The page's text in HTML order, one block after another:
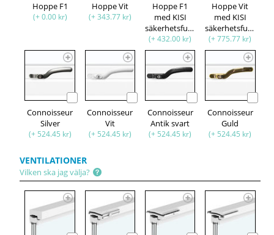
Hoppe F1
(+ 0.00 kr)
Hoppe Vit
(+ 343.77 kr)
Hoppe F1
med KISI
säkerhetsfunktion
(+ 432.00 kr)
Hoppe Vit
med KISI
säkerhetsfunktion
(+ 775.77 kr)
Connoisseur
Silver
(+ 524.45 kr)
Connoisseur
Vit
(+ 524.45 kr)
Connoisseur
Antik svart
(+ 524.45 kr)
Connoisseur
Guld
(+ 524.45 kr)
VENTILATIONER
Vilken ska jag välja?